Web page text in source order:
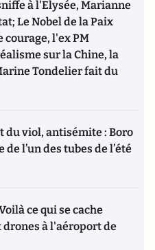
à l'Elysée, Marianne
Le Nobel de la Paix
courage, l'ex PM
sur la Chine, la
Tondelier fait du
du viol, antisémite : Boro
l’un des tubes de l’été
ce qui se cache
à l'aéroport de